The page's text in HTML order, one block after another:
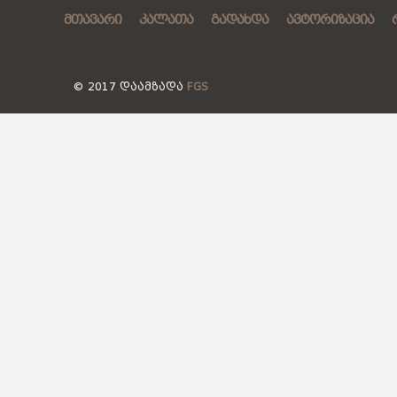
ᲛᲗᲐᲕᲐᲠᲘ ᲙᲐᲚᲐᲗᲐ ᲒᲐᲓᲐᲮᲓᲐ ᲐᲕᲢᲝᲠᲘᲖᲐᲪᲘᲐ
© 2017 ᲓᲐᲐᲛᲖᲐᲓᲐ FGS